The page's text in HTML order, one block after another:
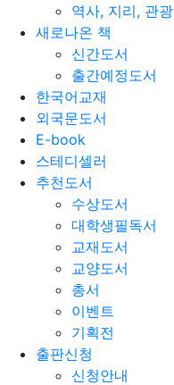
역사, 지리, 관광
새로나온 책
신간도서
출간예정도서
한국어교재
외국문도서
E-book
스테디셀러
추천도서
수상도서
대학생필독서
교재도서
교양도서
총서
이벤트
기획전
출판신청
신청안내